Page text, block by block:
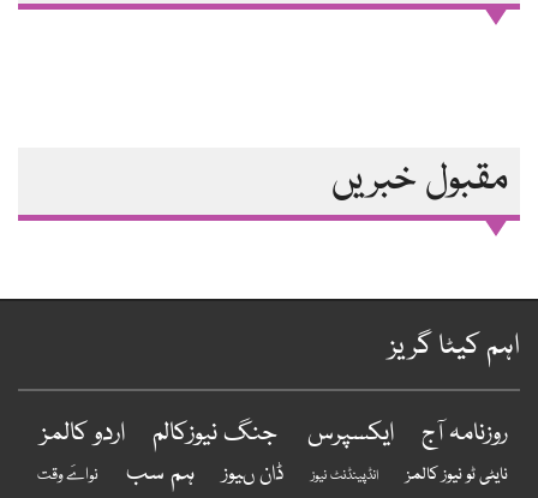
مقبول خبریں
کیٹا گریز
روزنامہ آج ایکسپرس جنگ نیوزکالم اردو کالمز
نایٹی ٹو نیوز کالمز انڈپینڈنٹ نیوز ڈان ںیوز ہم سب نواےَ وقت